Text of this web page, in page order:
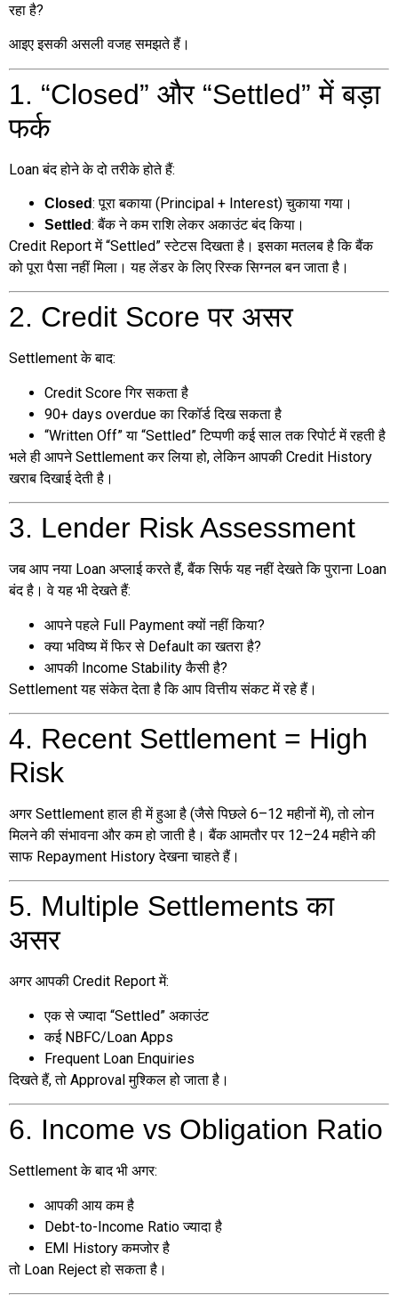
रहा है?
आइए इसकी असली वजह समझते हैं।
1. “Closed” और “Settled” में बड़ा
फर्क
Loan बंद होने के दो तरीके होते हैं:
Closed: पूरा बकाया (Principal + Interest) चुकाया गया।
Settled: बैंक ने कम राशि लेकर अकाउंट बंद किया।
Credit Report में “Settled” स्टेटस दिखता है। इसका मतलब है कि बैंक
को पूरा पैसा नहीं मिला। यह लेंडर के लिए रिस्क सिग्नल बन जाता है।
2. Credit Score पर असर
Settlement के बाद:
Credit Score गिर सकता है
90+ days overdue का रिकॉर्ड दिख सकता है
“Written Off” या “Settled” टिप्पणी कई साल तक रिपोर्ट में रहती है
भले ही आपने Settlement कर लिया हो, लेकिन आपकी Credit History
खराब दिखाई देती है।
3. Lender Risk Assessment
जब आप नया Loan अप्लाई करते हैं, बैंक सिर्फ यह नहीं देखते कि पुराना Loan
बंद है। वे यह भी देखते हैं:
आपने पहले Full Payment क्यों नहीं किया?
क्या भविष्य में फिर से Default का खतरा है?
आपकी Income Stability कैसी है?
Settlement यह संकेत देता है कि आप वित्तीय संकट में रहे हैं।
4. Recent Settlement = High
Risk
अगर Settlement हाल ही में हुआ है (जैसे पिछले 6–12 महीनों में), तो लोन
मिलने की संभावना और कम हो जाती है। बैंक आमतौर पर 12–24 महीने की
साफ Repayment History देखना चाहते हैं।
5. Multiple Settlements का
असर
अगर आपकी Credit Report में:
एक से ज्यादा “Settled” अकाउंट
कई NBFC/Loan Apps
Frequent Loan Enquiries
दिखते हैं, तो Approval मुश्किल हो जाता है।
6. Income vs Obligation Ratio
Settlement के बाद भी अगर:
आपकी आय कम है
Debt-to-Income Ratio ज्यादा है
EMI History कमजोर है
तो Loan Reject हो सकता है।